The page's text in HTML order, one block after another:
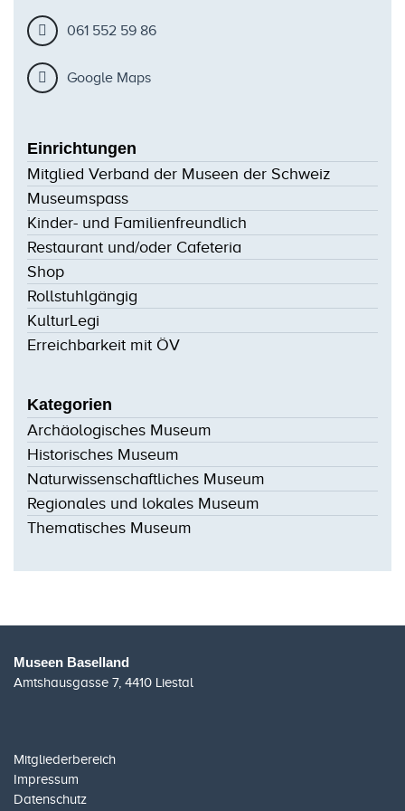
061 552 59 86
Google Maps
Einrichtungen
Mitglied Verband der Museen der Schweiz
Museumspass
Kinder- und Familienfreundlich
Restaurant und/oder Cafeteria
Shop
Rollstuhlgängig
KulturLegi
Erreichbarkeit mit ÖV
Kategorien
Archäologisches Museum
Historisches Museum
Naturwissenschaftliches Museum
Regionales und lokales Museum
Thematisches Museum
Museen Baselland
Amtshausgasse 7, 4410 Liestal
Mitgliederbereich
Impressum
Datenschutz